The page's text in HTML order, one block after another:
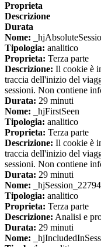
Proprieta
Descrizione
Durata
Nome:
Tipologia: analitico
Proprieta: Terza parte
Descrizione: Il cookie è
traccia dell'inizio del
sessioni. Non contiene
Durata: 29 minuti
Nome: _hjFirstSeen
Tipologia: analitico
Proprieta: Terza parte
Descrizione: Il cookie è
traccia dell'inizio del
sessioni. Non contiene
Durata: 29 minuti
Nome:
Tipologia: analitico
Proprieta: Terza parte
Descrizione: Analisi e
Durata: 29 minuti
Nome: